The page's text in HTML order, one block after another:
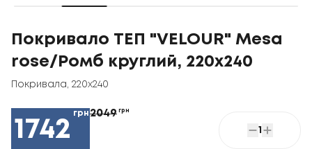
Покривало ТЕП "VELOUR" Mesa
rose/Ромб круглий, 220x240
Покривала 220x240
1742
грн2049 грн
1